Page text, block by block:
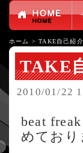
ホーム >TAKE自己紹
TAKE
2010/01/22
beat
めており